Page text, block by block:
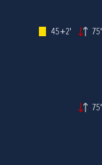
45+2' 75'
75'